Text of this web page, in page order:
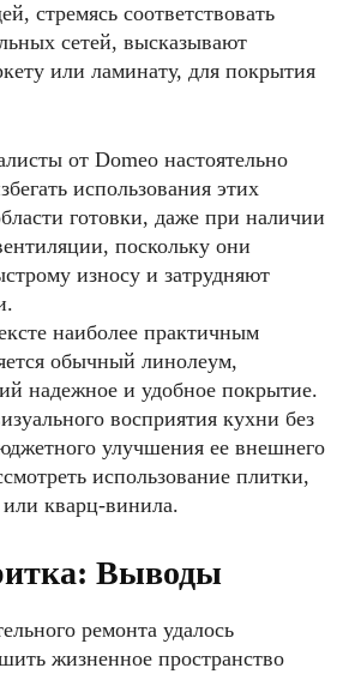
стремясь соответствовать
сетей, высказывают
или ламинату, для покрытия
от Domeo настоятельно
использования этих
готовки, даже при наличии
поскольку они
износу и затрудняют
наиболее практичным
обычный линолеум,
надежное и удобное покрытие.
восприятия кухни без
улучшения ее внешнего
использование плитки,
или кварц-винила.
Выводы
ремонта удалось
жизненное пространство